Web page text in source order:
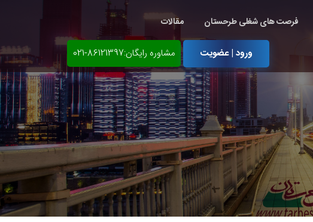
فرصت های شغلی طرحستان مقالات
ورود | عضویت مشاوره رایگان:86121397-021